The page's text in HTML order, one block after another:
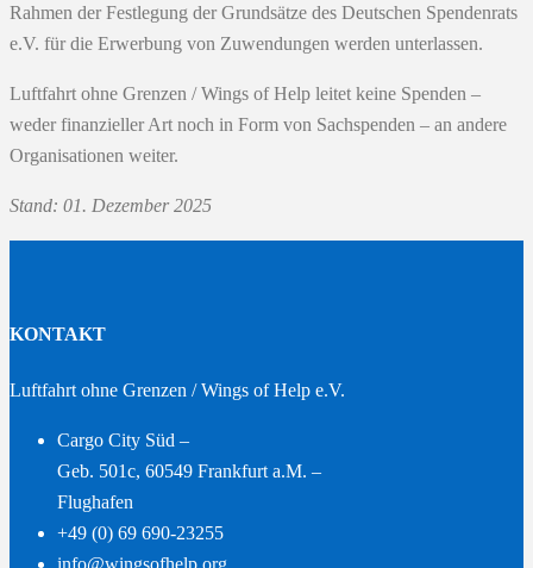
Rahmen der Festlegung der Grundsätze des Deutschen Spendenrats
e.V. für die Erwerbung von Zuwendungen werden unterlassen.
Luftfahrt ohne Grenzen / Wings of Help leitet keine Spenden –
weder finanzieller Art noch in Form von Sachspenden – an andere
Organisationen weiter.
Stand: 01. Dezember 2025
KONTAKT
Luftfahrt ohne Grenzen / Wings of Help e.V.
Cargo City Süd –
Geb. 501c, 60549 Frankfurt a.M. –
Flughafen
+49 (0) 69 690-23255
info@wingsofhelp.org